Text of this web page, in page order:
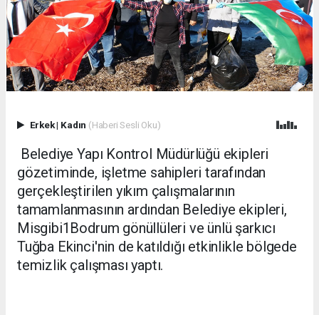
Erkek| Kadın (Haberi Sesli Oku)
Belediye Yapı Kontrol Müdürlüğü ekipleri
gözetiminde, işletme sahipleri tarafından
gerçekleştirilen yıkım çalışmalarının
tamamlanmasının ardından Belediye ekipleri,
Misgibi1Bodrum gönüllüleri ve ünlü şarkıcı
Tuğba Ekinci'nin de katıldığı etkinlikle bölgede
temizlik çalışması yaptı.